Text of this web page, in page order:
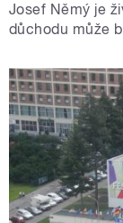
Josef Němý je
důchodu může